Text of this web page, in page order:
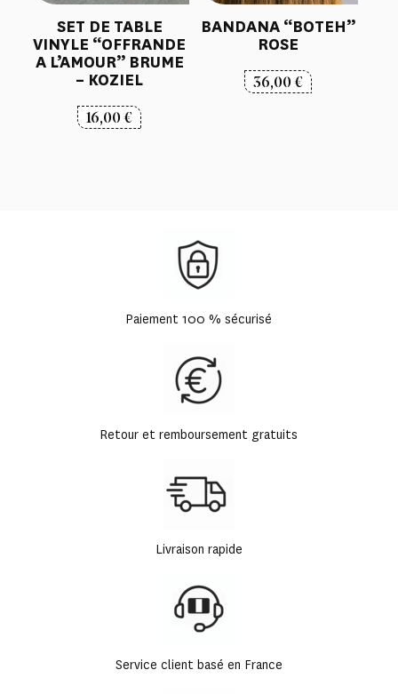
SET DE TABLE
VINYLE “OFFRANDE
A L’AMOUR” BRUME
– KOZIEL
16,00€
BANDANA “BOTEH”
ROSE
36,00€
Paiement 100 % sécurisé
Retour et remboursement gratuits
Livraison rapide
Service client basé en France